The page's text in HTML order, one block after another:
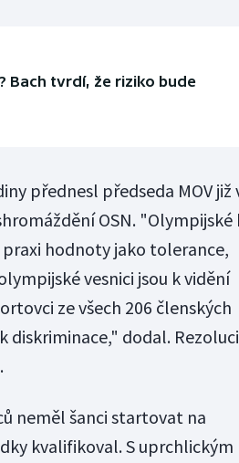
Bach tvrdí, že riziko bude
přednesl předseda MOV již
OSN. "Olympijské
hodnoty jako tolerance,
vesnici jsou k vidění
ze všech 206 členských
diskriminace," dodal. Rezoluci
neměl šanci startovat na
kvalifikoval. S uprchlickým